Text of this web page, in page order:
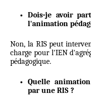
Dois-je avoir
l'animation
Non, la RIS peut
charge pour l'IEN
pédagogique.
Quelle
par une RIS ?